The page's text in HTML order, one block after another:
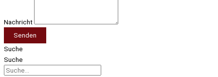
Nachricht
Senden
Suche
Suche